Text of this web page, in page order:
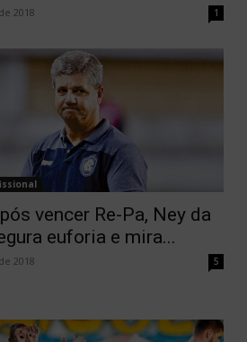
2018 1
vencer Re-Pa, Ney da
euforia e mira...
2018 5